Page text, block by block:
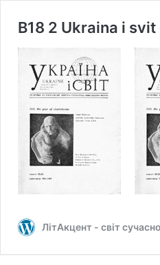
B18 2 Ukraina i
ЛітАкцент - світ